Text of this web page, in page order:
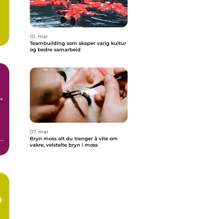
10. mar
Teambuilding som skaper varig kultur
og bedre samarbeid
07. mar
Bryn moss alt du trenger å vite om
vakre, velstelte bryn i moss